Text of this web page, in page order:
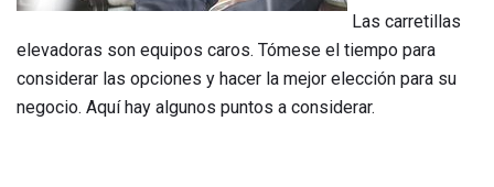
Las carretillas
elevadoras son equipos caros. Tómese el tiempo para
considerar las opciones y hacer la mejor elección para su
negocio. Aquí hay algunos puntos a considerar.